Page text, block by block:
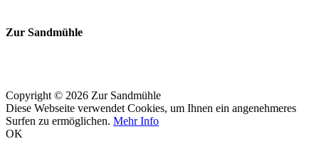
Zur Sandmühle
Copyright © 2026 Zur Sandmühle
Diese Webseite verwendet Cookies, um Ihnen ein angenehmeres
Surfen zu ermöglichen. Mehr Info
OK